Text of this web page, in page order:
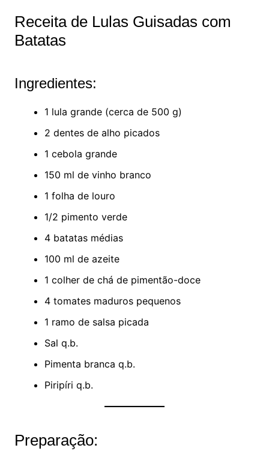
Receita de Lulas Guisadas com
Batatas
Ingredientes:
1 lula grande (cerca de 500 g)
2 dentes de alho picados
1 cebola grande
150 ml de vinho branco
1 folha de louro
1/2 pimento verde
4 batatas médias
100 ml de azeite
1 colher de chá de pimentão-doce
4 tomates maduros pequenos
1 ramo de salsa picada
Sal q.b.
Pimenta branca q.b.
Piripíri q.b.
Preparação: